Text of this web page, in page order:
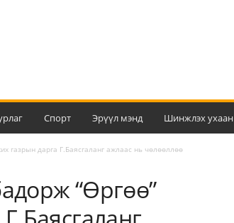
Спорт Эрүүл мэнд Шинжлэх ухаан
газрын дарга Г.Баясгаланг ажлаас нь чөлөөллөө
“Өргөө”